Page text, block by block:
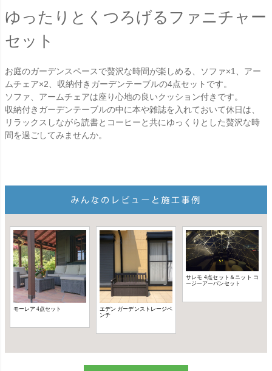
ゆったりとくつろげるファニチャー
セット
お庭のガーデンスペースで贅沢な時間が楽しめる、ソファ×1、アー
ムチェア×2、収納付きガーデンテーブルの4点セットです。
ソファ、アームチェアは座り心地の良いクッション付きです。
収納付きガーデンテーブルの中に本や雑誌を入れておいて休日は、
リラックスしながら読書とコーヒーと共にゆっくりとした贅沢な時
間を過ごしてみませんか。